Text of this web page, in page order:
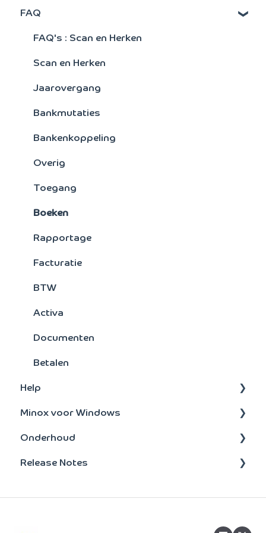
Activa
Signaleringsoverzichten
Verkoopstatistieken
Artikelen
Facturering
Kostensoorten/plaatsen
Crediteuren
FAQ
FAQ's : Scan en Herken
Scan en Herken
Jaarovergang
Bankmutaties
Bankenkoppeling
Overig
Toegang
Boeken
Rapportage
Facturatie
BTW
Activa
Documenten
Betalen
Help
Administratie
Onderhoud
Taken
Minox voor Windows
update-installatie
Onderhoud
Bankenkoppeling
Release Notes